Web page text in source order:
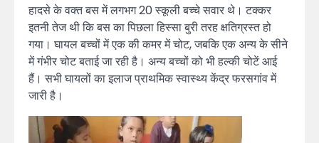
हादसे के वक्त बस में लगभग 20 स्कूली बच्चे सवार थे। टक्कर
इतनी तेज थी कि बस का पिछला हिस्सा बुरी तरह क्षतिग्रस्त हो
गया। घायल बच्चों में एक की कमर में चोट, जबकि एक अन्य के सीने
में गंभीर चोट बताई जा रही है। अन्य बच्चों को भी हल्की चोटें आई
हैं। सभी घायलों का इलाज प्राथमिक स्वास्थ्य केंद्र फरसगांव में
जारी है।